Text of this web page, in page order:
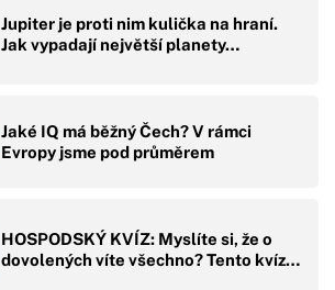
Jupiter je proti nim kulička na hraní.
Jak vypadají největší planety…
Jaké IQ má běžný Čech? V rámci
Evropy jsme pod průměrem
HOSPODSKÝ KVÍZ: Myslíte si, že o
dovolených víte všechno? Tento kvíz…